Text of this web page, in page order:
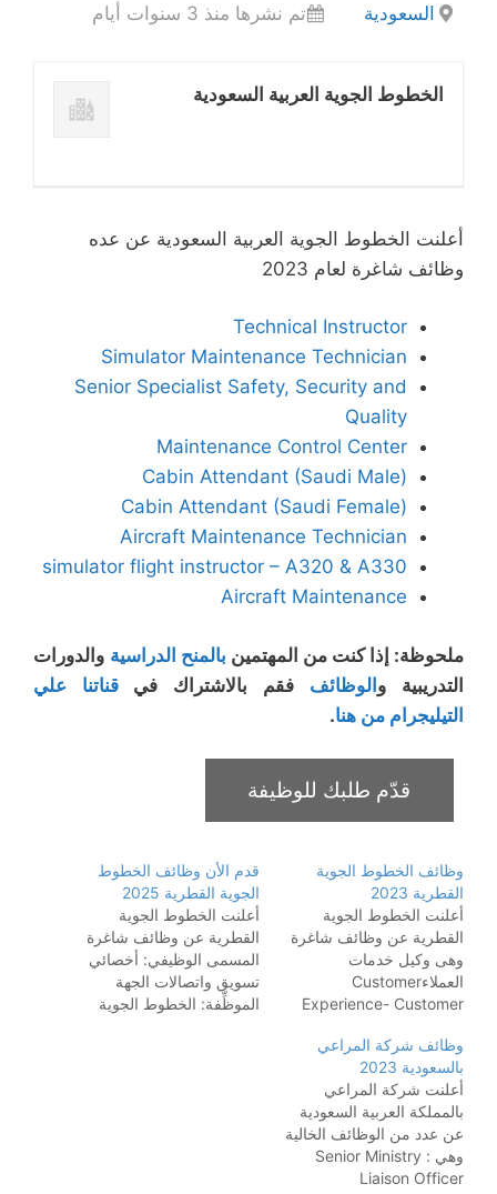
السعودية تم نشرها منذ 3 سنوات أيام
الخطوط الجوية العربية السعودية
أعلنت الخطوط الجوية العربية السعودية عن عده
وظائف شاغرة لعام 2023
Technical Instructor
Simulator Maintenance Technician
Senior Specialist Safety, Security and
Quality
Maintenance Control Center
Cabin Attendant (Saudi Male)
Cabin Attendant (Saudi Female)
Aircraft Maintenance Technician
simulator flight instructor – A320 & A330
Aircraft Maintenance
ملحوظة: إذا كنت من المهتمين بالمنح الدراسية والدورات
التدريبية والوظائف فقم بالاشتراك فيقناتنا علي
التيليجرام من هنا.
وظائف الخطوط الجوية
القطرية 2023
أعلنت الخطوط الجوية
القطرية عن وظائف شاغرة
وهى وكيل خدمات
العملاءCustomer
Experience- Customer
مناوب خدمات المطار
Airport Services Duty
Officer المشرف المناوب
لخدمات المطار Airport
Services Duty
Supervisor مسؤول خدمات
حكومية أول (للقطريين
قدم الأن وظائف الخطوط
الجوية القطرية 2025
أعلنت الخطوط الجوية
القطرية عن وظائف شاغرة
المسمى الوظيفي: أخصائي
تسويق واتصالات الجهة
الموظِّفة: الخطوط الجوية
وظائف شركة المراعي
بالسعودية 2023
أعلنت شركة المراعي
بالمملكة العربية السعودية
عن عدد من الوظائف الخالية
وهي : Senior Ministry
Liaison Officer